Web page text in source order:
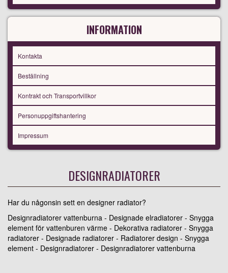
INFORMATION
Kontakta
Beställning
Kontrakt och Transportvillkor
Personuppgiftshantering
Impressum
DESIGNRADIATORER
Har du någonsin sett en designer radiator?
Designradiatorer vattenburna - Designade elradiatorer - Snygga
element för vattenburen värme - Dekorativa radiatorer - Snygga
radiatorer - Designade radiatorer - Radiatorer design - Snygga
element - Designradiatorer - Designradiatorer vattenburna